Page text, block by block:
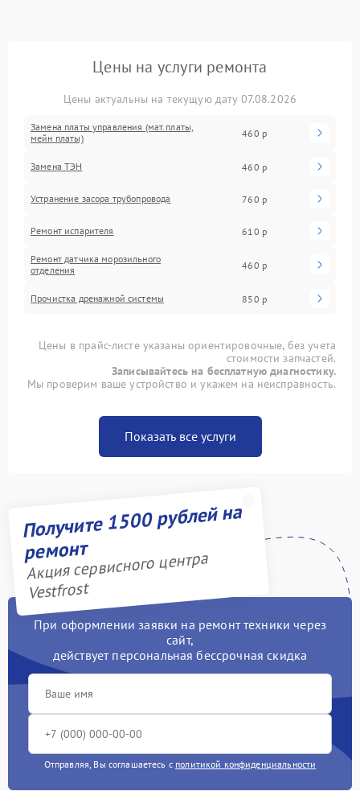
Цены на услуги ремонта
Цены актуальны на текущую дату 07.08.2026
Замена платы управления (мат.платы,
мейн платы)
460 р
Замена ТЭН 460 р
Устранение засора трубопровода 760 р
Ремонт испарителя 610 р
Ремонт датчика морозильного
отделения
460 р
Прочистка дренажной системы 850 р
Цены в прайс-листе указаны ориентировочные, без учета
стоимости запчастей.
Записывайтесь на бесплатную диагностику.
Мы проверим ваше устройство и укажем на неисправность.
Показать все услуги
Получите 1500 рублей на
ремонт
Акция сервисного центра
Vestfrost
При оформлении заявки на ремонт техники через
сайт,
действует персональная бессрочная скидка
Отправляя, Вы соглашаетесь с политикой конфиденциальности